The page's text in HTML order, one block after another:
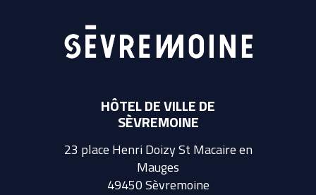
HÔTEL DE VILLE DE
SÈVREMOINE
23 place Henri Doizy St Macaire en
Mauges
49450 Sèvremoine